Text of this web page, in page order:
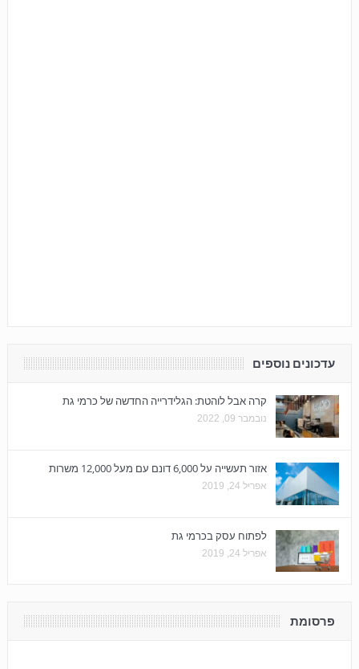
עדכונים נוספים
קרה אבל לוהטת: הגלידרייה החדשה של כרמי גת
נובמבר 09, 2022
אזור תעשייה על 6,000 דונם עם מעל 12,000 משרות
אפריל 24, 2019
לפתוח עסק בכרמי גת
אפריל 24, 2019
פרסומת